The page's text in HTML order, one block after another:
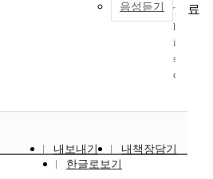
음성듣기
T
h
i
s
d
r
내보내기
내책장담기
한글로보기
료